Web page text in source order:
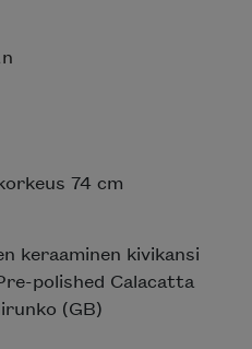
74 cm
keraaminen kivikansi
polished Calacatta
(GB)